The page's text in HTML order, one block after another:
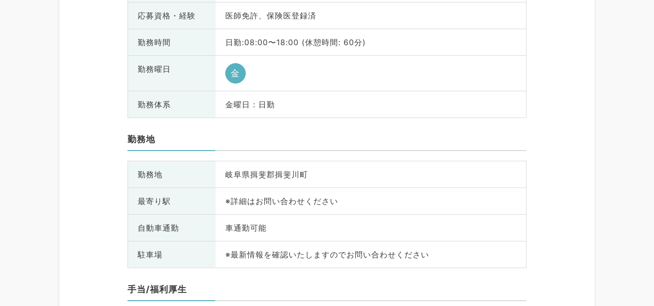
応募資格・ 経験 医師免許、保険医登録済
勤務時間 日勤:08:00〜18:00 (休憩時間: 60分)
勤務曜日 金
勤務体系 金曜日 : 日勤
勤務地
勤務地 岐阜県揖斐郡揖斐川町
最寄り駅 ※詳細はお問い合わせください
自動車通勤 車通勤可能
駐車場 ※最新情報を確認いたしますのでお問い合わせください
手当/福利厚生